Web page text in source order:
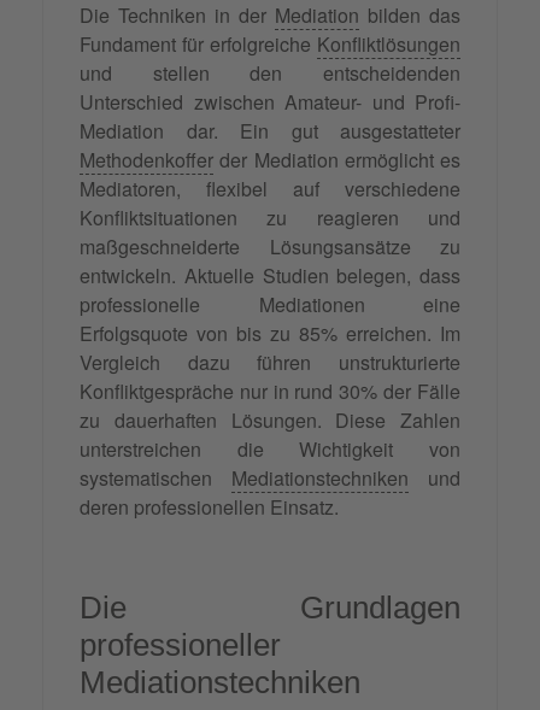
Die Techniken in der Mediation bilden das
Fundament für erfolgreiche Konfliktlösungen
und stellen den entscheidenden
Unterschied zwischen Amateur- und Profi-
Mediation dar. Ein gut ausgestatteter
Methodenkoffer der Mediation ermöglicht es
Mediatoren, flexibel auf verschiedene
Konfliktsituationen zu reagieren und
maßgeschneiderte Lösungsansätze zu
entwickeln. Aktuelle Studien belegen, dass
professionelle Mediationen eine
Erfolgsquote von bis zu 85% erreichen. Im
Vergleich dazu führen unstrukturierte
Konfliktgespräche nur in rund 30% der Fälle
zu dauerhaften Lösungen. Diese Zahlen
unterstreichen die Wichtigkeit von
systematischen Mediationstechniken und
deren professionellen Einsatz.
Die Grundlagen
professioneller
Mediationstechniken